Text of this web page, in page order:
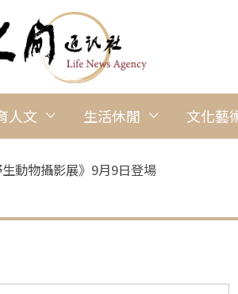
人文 生活休閒 文化藝
動物攝影展》9月9日登場